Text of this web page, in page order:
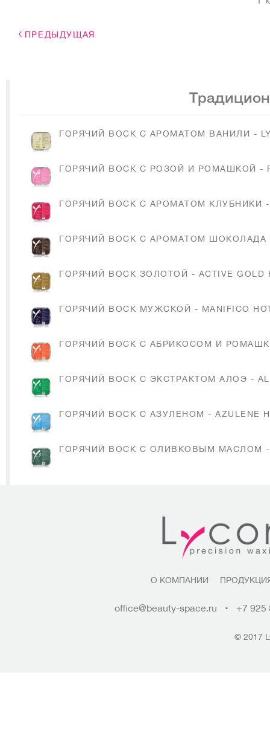
ПРЕДЫДУЩАЯ
ГОРЯЧИЙ ВОСК С АРОМАТОМ ВАНИЛИ -
ГОРЯЧИЙ ВОСК С РОЗОЙ И РОМАШКОЙ -
ГОРЯЧИЙ ВОСК С АРОМАТОМ КЛУБНИКИ -
ГОРЯЧИЙ ВОСК С АРОМАТОМ ШОКОЛАДА –
ГОРЯЧИЙ ВОСК ЗОЛОТОЙ - ACTIVE GOLD
ГОРЯЧИЙ ВОСК МУЖСКОЙ - MANIFICO HOT
ГОРЯЧИЙ ВОСК С АБРИКОСОМ И
ГОРЯЧИЙ ВОСК С ЭКСТРАКТОМ АЛОЭ -
ГОРЯЧИЙ ВОСК С АЗУЛЕНОМ - AZULENE
ГОРЯЧИЙ ВОСК С ОЛИВКОВЫМ МАСЛОМ -
О КОМПАНИИ
office@beauty-space.ru • +7 925
© 2017